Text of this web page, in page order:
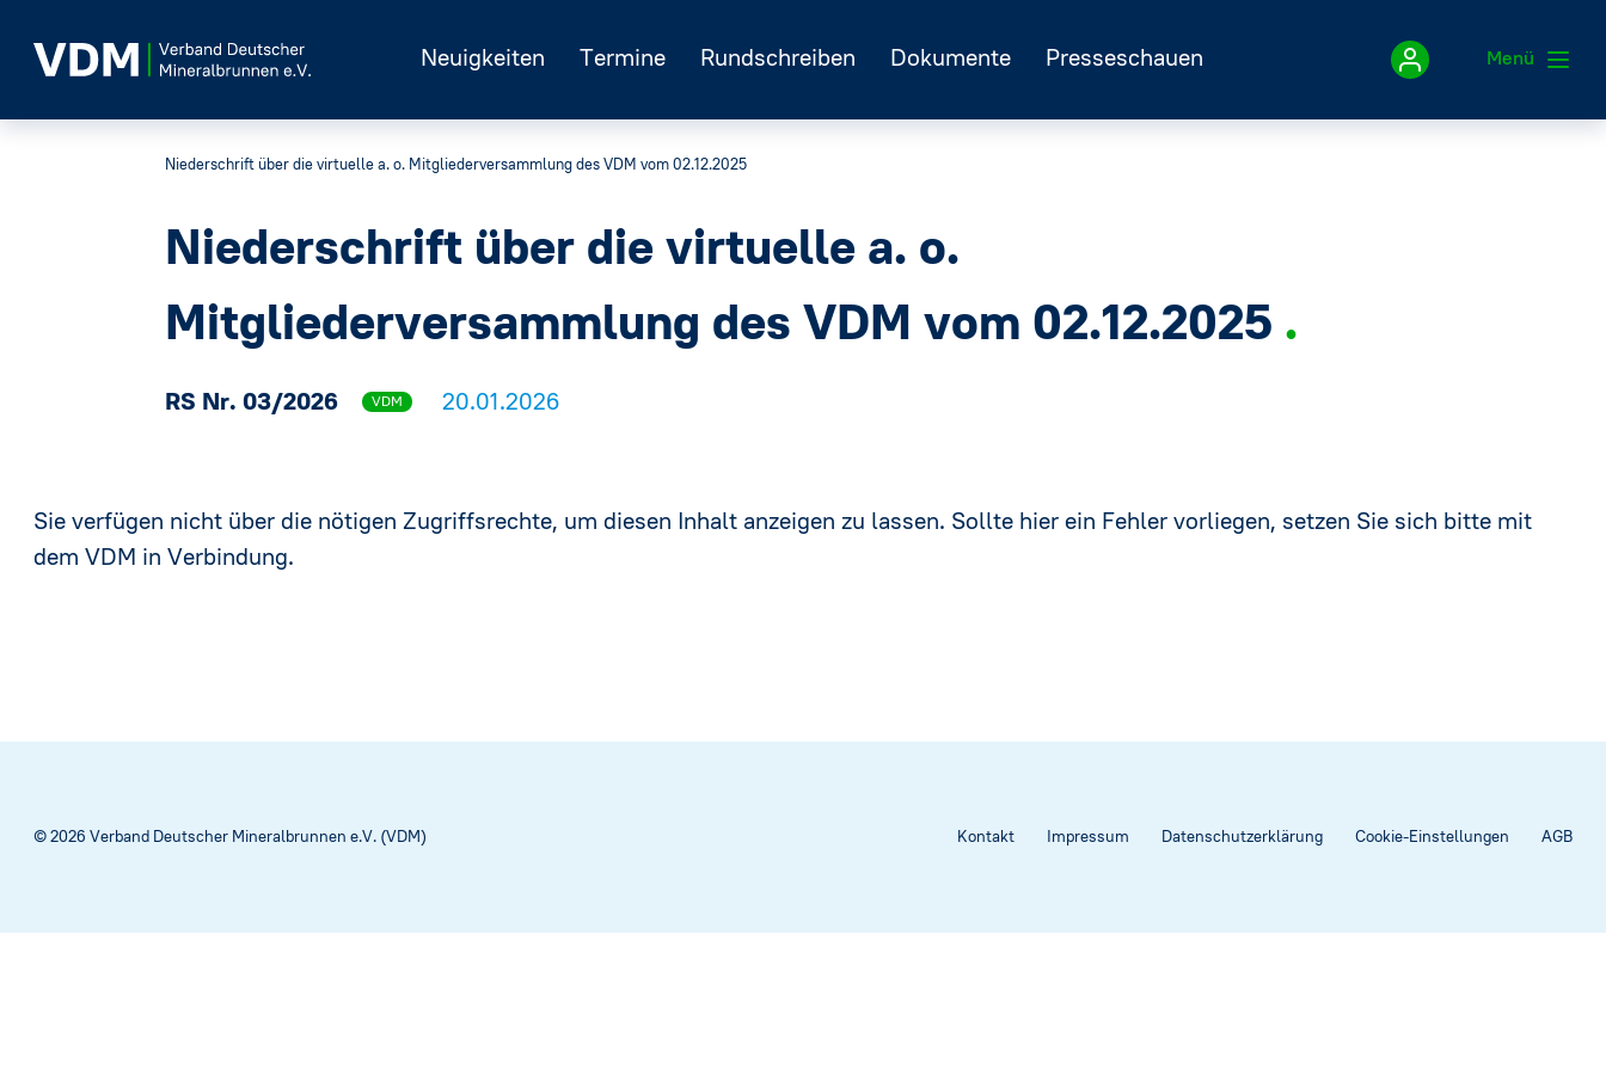
Neuigkeiten Termine Rundschreiben Dokumente Presseschauen Menü
Niederschrift über die virtuelle a. o. Mitgliederversammlung des VDM vom 02.12.2025
Niederschrift über die virtuelle a. o.
Mitgliederversammlung des VDM vom 02.12.2025
RS Nr. 03/2026 VDM 20.01.2026
Sie verfügen nicht über die nötigen Zugriffsrechte, um diesen Inhalt anzeigen zu lassen. Sollte hier ein Fehler vorliegen, setzen Sie sich bitte mit
dem VDM in Verbindung.
© 2026 Verband Deutscher Mineralbrunnen e.V. (VDM) Kontakt Impressum Datenschutzerklärung Cookie-Einstellungen AGB